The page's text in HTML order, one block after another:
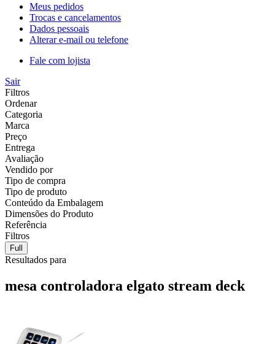
Meus pedidos
Trocas e cancelamentos
Dados pessoais
Alterar e-mail ou telefone
Fale com lojista
Sair
Filtros
Ordenar
Categoria
Marca
Preço
Entrega
Avaliação
Vendido por
Tipo de compra
Tipo de produto
Conteúdo da Embalagem
Dimensões do Produto
Referência
Filtros
Full
Resultados para
mesa controladora elgato stream deck